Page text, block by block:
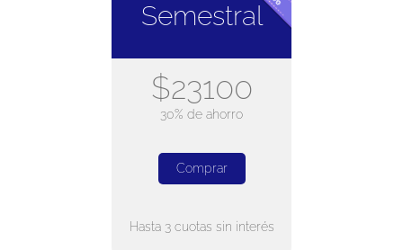
Semestral
$23100
30% de ahorro
Comprar
Hasta 3 cuotas sin interés